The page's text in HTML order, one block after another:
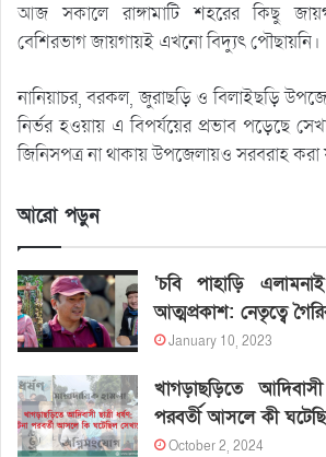
আজ সকালে রাঙ্গামাটি শহরের কিছু
বেশিরভাগ জায়গায়ই এখনো বিদ্যুৎ পৌছায়নি।
নানিয়াচর, বরকল, জুরাছড়ি ও বিলাইছড়ি
নির্ভর হওয়ায় এ বিপর্যয়ের প্রভাব পড়েছে
জিনিসপত্র না থাকায় উপজেলায়ও সরবরাহ করা
আরো পড়ুন
‘চবি পাহাড়ি
আত্মপ্রকাশ: নেতৃত্বে
January 10, 2023
খাগড়াছড়িতে
পরবর্তী আসলে কী
October 2, 2024